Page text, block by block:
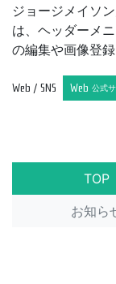
ジョージメイソ
は、ヘッダーメ
の編集や画像登
Web / SNS Web 公式
TOP
お知ら